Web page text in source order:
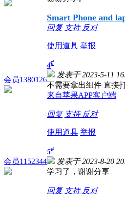
Smart Phone and
回复 支持 反对
使用道具 举报
会员1380126
4#
发表于 2023-5-11
不需要拿出组件 直接
来自苹果APP客户端
回复 支持 反对
使用道具 举报
会员1152344
5#
发表于 2023-8-20
学习了，谢谢分享
回复 支持 反对